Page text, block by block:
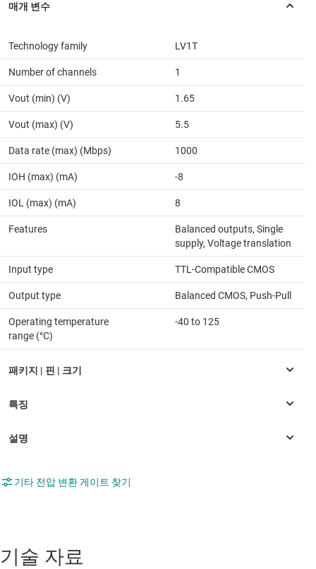
Technology family LV1T
Number of channels 1
Vout (min) (V) 1.65
Vout (max) (V) 5.5
Data rate (max) (Mbps) 1000
IOH (max) (mA) -8
IOL (max) (mA) 8
Features
Balanced outputs, Single
supply, Voltage translation
Input type TTL-Compatible CMOS
Output type Balanced CMOS, Push-Pull
Operating temperature
range (°C)
-40 to 125
기타 전압 변환 게이트 찾기
기술 자료